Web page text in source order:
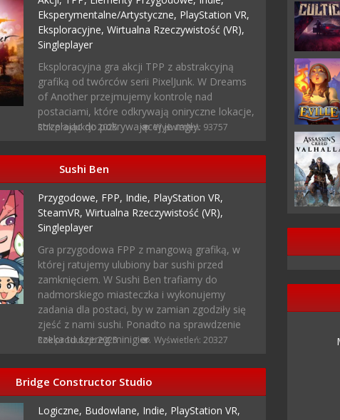
Eksperymentalne/artystyczne, PlayStation VR,
Eksploracyjne,Wirtualna Rzeczywistość (VR),
Singleplayer
Eksploracyjna gra akcji TPP z abstrakcyjną
grafiką od twórców serii PixelJunk. W Dreams
of Another przejmujemy kontrolę nad
postaciami, które odkrywają oniryczne lokacje,
strzelając do pokrywającej je mgły.
Rok produkcji: 2025 Wyświetleń: 93757
Sushi Ben
Przygodowe, FPP, Indie, PlayStation VR,
SteamVR,Wirtualna Rzeczywistość (VR),
Singleplayer
Gra przygodowa FPP z mangową grafiką, w
której ratujemy ulubiony bar sushi przed
zamknięciem. W Sushi Ben trafiamy do
nadmorskiego miasteczka i wykonujemy
zadania dla postaci, by w zamian zgodziły się
zjeść z nami sushi. Ponadto na sprawdzenie
czeka tu szereg minigier.
Rok produkcji: 2025 Wyświetleń: 20327
Bridge Constructor Studio
Logiczne, Budowlane, Indie, PlayStation VR,